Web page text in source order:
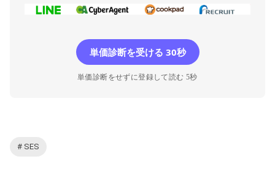
単価診断を受ける 30秒
単価診断をせずに登録して読む 5秒
# SES